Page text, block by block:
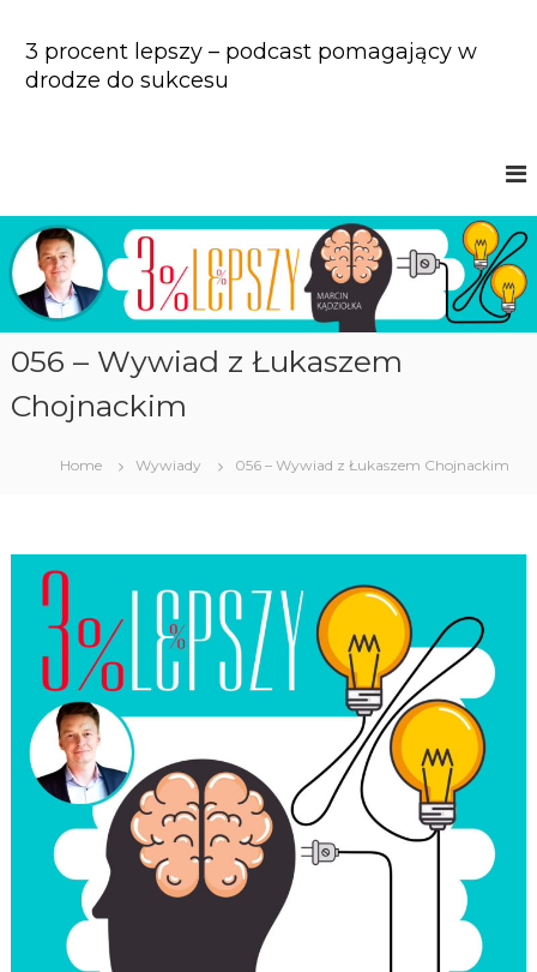
n
e
n
3 procent lepszy – podcast pomagający w
drodze do sukcesu
056 – Wywiad z Łukaszem
Chojnackim
Home Wywiady 056 – Wywiad z Łukaszem Chojnackim